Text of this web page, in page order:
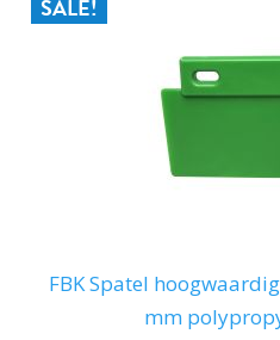
SALE!
FBK Spatel
mm